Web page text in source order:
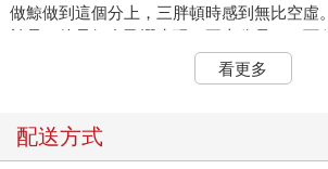
做鯨做到這個分上，三胖頓時感到無比空虛。
於是，他只好自己潛水玩。五十公尺，一百
胖不斷深潛，想試試自己現在究竟能潛到多
聽說在鯨魚中，抹香鯨最深可以潛到兩千多
三胖不求能抵達兩千公尺的深海，他就想試
看更多
配送方式